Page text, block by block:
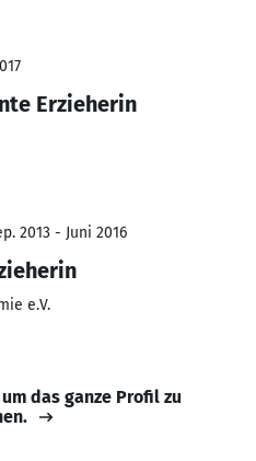
Erzieherin
2013 - Juni 2016
e.V.
das ganze Profil zu